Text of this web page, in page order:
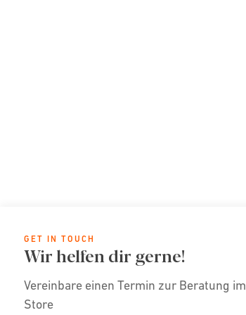
GET IN TOUCH
Wir helfen dir gerne!
Vereinbare einen Termin zur Beratung im
Store